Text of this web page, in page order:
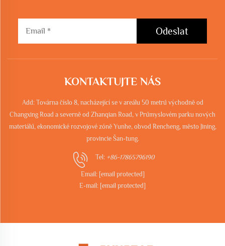
Odeslat
KONTAKTUJTE NÁS
Add: Továrna číslo 8, nacházející se v areálu 50 metrů východně od
Changxing Road a severně od Zhanqian Road, v Průmyslovém parku nových
materiálů, ekonomické rozvojové zóně Yunhe, obvod Rencheng, město Jining,
provincie Šan-tung.
Tel: +86-17865796190
Email: [email protected]
E-mail: [email protected]